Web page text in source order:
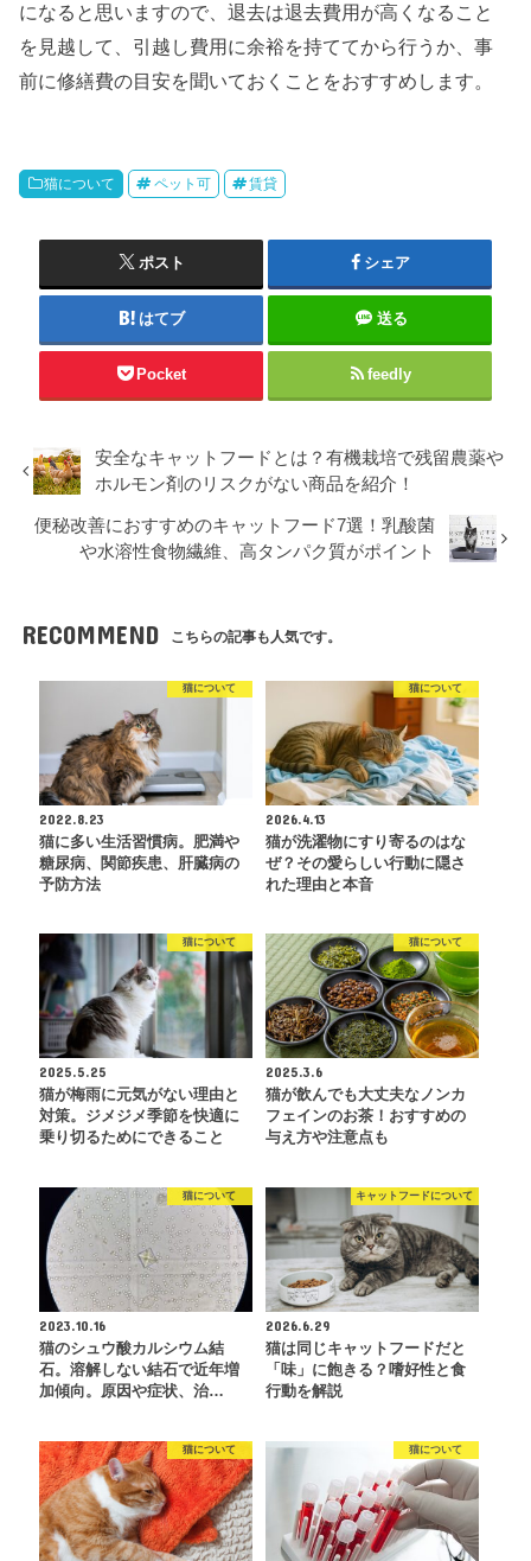
になると思いますので、退去は退去費用が高くなること
を見越して、引越し費用に余裕を持ててから行うか、事
前に修繕費の目安を聞いておくことをおすすめします。
猫について ペット可 賃貸
ポスト シェア
はてブ 送る
Pocket feedly
安全なキャットフードとは？有機栽培で残留農薬や
ホルモン剤のリスクがない商品を紹介！
便秘改善におすすめのキャットフード7選！乳酸菌
や水溶性食物繊維、高タンパク質がポイント
RECOMMEND こちらの記事も人気です。
猫について
2022.8.23
猫に多い生活習慣病。肥満や
糖尿病、関節疾患、肝臓病の
予防方法
猫について
2026.4.13
猫が洗濯物にすり寄るのはな
ぜ？その愛らしい行動に隠さ
れた理由と本音
猫について
2025.5.25
猫が梅雨に元気がない理由と
対策。ジメジメ季節を快適に
乗り切るためにできること
猫について
2025.3.6
猫が飲んでも大丈夫なノンカ
フェインのお茶！おすすめの
与え方や注意点も
猫について
2023.10.16
猫のシュウ酸カルシウム結
石。溶解しない結石で近年増
加傾向。原因や症状、治…
キャットフードについて
2026.6.29
猫は同じキャットフードだと
「味」に飽きる？嗜好性と食
行動を解説
猫について 猫について